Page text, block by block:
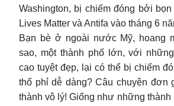
Washington, bị chiếm đóng bởi
Lives Matter và Antifa vào tháng 6
Bạn bè ở ngoài nước Mỹ, hoang
sao, một thành phố lớn, với
cao tuyệt đẹp, lại có thể bị chiếm
thổ phỉ dễ dàng? Câu chuyện đơn
thành vô lý! Giống như những thành